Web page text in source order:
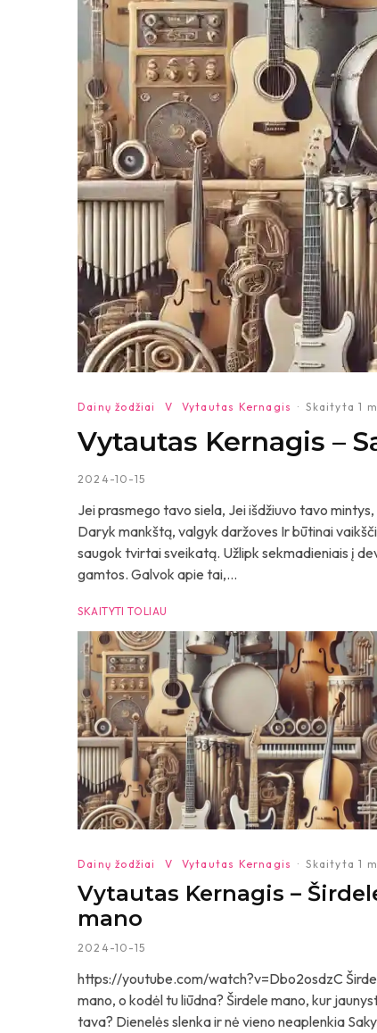
Dainų žodžiai V Vytautas Kernagis · Skaityta 1
Vytautas Kernagis –
2024-10-15
Jei prasmego tavo siela, Jei išdžiuvo tavo
Daryk mankštą, valgyk daržoves Ir būtinai
saugok tvirtai sveikatą. Užlipk sekmadieniais į
gamtos. Galvok apie tai,...
SKAITYTI TOLIAU
Dainų žodžiai V Vytautas Kernagis · Skaityta 1
Vytautas Kernagis –
mano
2024-10-15
https://youtube.com/watch?v=Dbo2osdzC
mano, o kodėl tu liūdna? Širdele mano, kur
tava? Dienelės slenka ir nė vieno neaplenkia